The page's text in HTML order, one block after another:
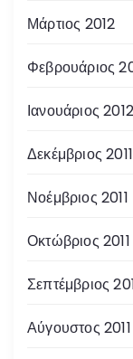
Μάρτιος 2012
Φεβρουάριος
Ιανουάριος 2012
Δεκέμβριος 2011
Νοέμβριος 2011
Οκτώβριος 2011
Σεπτέμβριος
Αύγουστος 2011